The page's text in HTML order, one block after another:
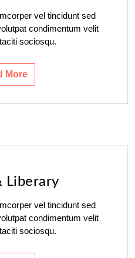
vel tincidunt sed
condimentum velit
sociosqu.
More
Liberary
vel tincidunt sed
condimentum velit
sociosqu.